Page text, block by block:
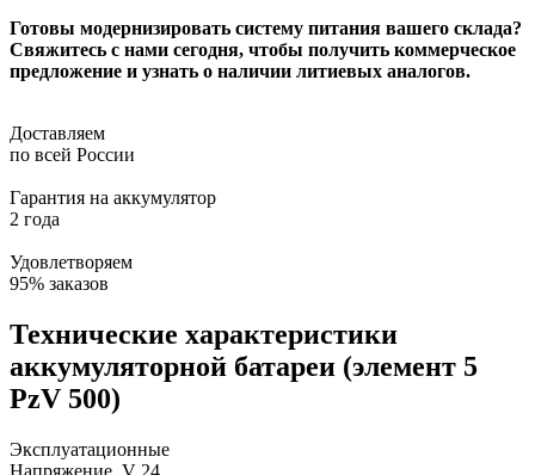
Готовы модернизировать систему питания вашего склада?
Свяжитесь с нами сегодня, чтобы получить коммерческое
предложение и узнать о наличии литиевых аналогов.
Доставляем
по всей России
Гарантия на аккумулятор
2 года
Удовлетворяем
95% заказов
Технические характеристики
аккумуляторной батареи (элемент 5
PzV 500)
Эксплуатационные
Напряжение, V 24